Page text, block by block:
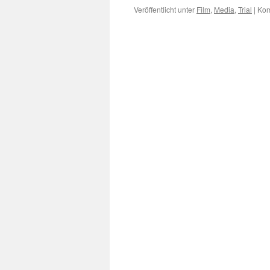
Veröffentlicht unter Film, Media, Trial |